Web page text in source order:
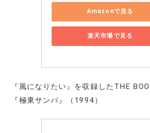
Amazonで見る
楽天市場で見る
『風になりたい』を収録したTHE
『極東サンバ』（1994）